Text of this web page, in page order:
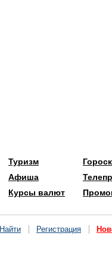
Туризм
Афиша
Курсы валют
Найти Регистрация